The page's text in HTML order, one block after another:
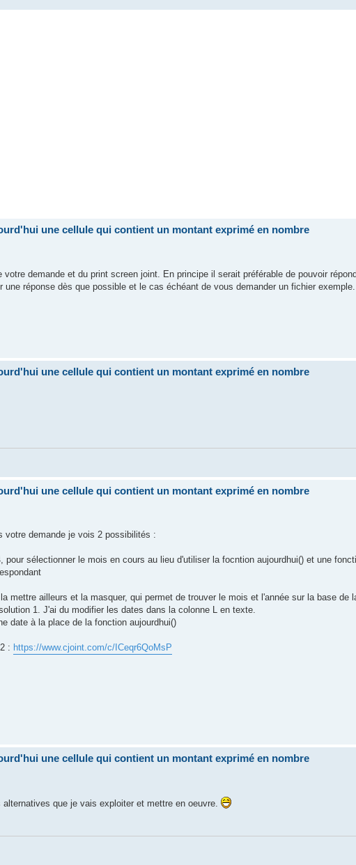
une cellule qui contient un montant exprimé en nombre
demande et du print screen joint. En principe il serait préférable de pouvoir
réponse dès que possible et le cas échéant de vous demander un fichier exemple.
une cellule qui contient un montant exprimé en nombre
une cellule qui contient un montant exprimé en nombre
votre demande je vois 2 possibilités :
sélectionner le mois en cours au lieu d'utiliser la focntion aujourdhui() et une
mettre ailleurs et la masquer, qui permet de trouver le mois et l'année sur la base de
1. J'ai du modifier les dates dans la colonne L en texte.
date à la place de la fonction aujourdhui()
: https://www.cjoint.com/c/ICeqr6QoMsP
une cellule qui contient un montant exprimé en nombre
que je vais exploiter et mettre en oeuvre.